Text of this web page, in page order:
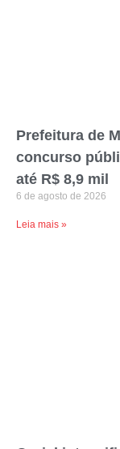
Prefeitura de
concurso
até R$ 8,9 mil
6 de agosto de 2026
Leia mais »